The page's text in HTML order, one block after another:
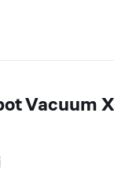
Vacuum